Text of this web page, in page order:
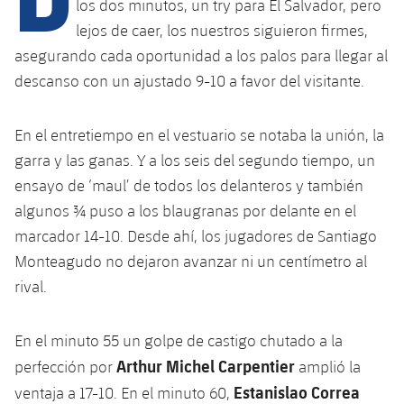
plusicon
más
Spotify Camp Nou
Palau Blaugrana
Estadi Johan Cruyff
Ciutat Esportiva
La Masia
Servicios
plusicon
más
SUB13
SUB12
SUB11 A
SUB11 B
SUB10 A
SUB10 B
SUB9 B
SUB8 A
SUB13 B
SUB12 C
SUB11 C
Entradas
Gameday Shows
Resultados
Clasificación
Jugadores
Fotos
Palmarés
Base
Barça Atlètic
Cadete A
Cadete B
Infantil A
Campus Verano
Calendario
Entradas
Jugadores
Barça Atlètic
plusicon
más
Calendario
Clasificaciones
Jugadores
Base
plusicon
más
Actualidad
Cadete A
Cadete B
PLUSICON
MÁS
Actualidad
Calendario
Barça Atlètic
plusicon
más
Actualidad
los dos minutos, un try para El Salvador, pero
lejos de caer, los nuestros siguieron firmes,
asegurando cada oportunidad a los palos para llegar al
descanso con un ajustado 9-10 a favor del visitante.
En el entretiempo en el vestuario se notaba la unión, la
garra y las ganas. Y a los seis del segundo tiempo, un
ensayo de ‘maul’ de todos los delanteros y también
algunos ¾ puso a los blaugranas por delante en el
marcador 14-10. Desde ahí, los jugadores de Santiago
Monteagudo no dejaron avanzar ni un centímetro al
rival.
En el minuto 55 un golpe de castigo chutado a la
perfección porArthur Michel Carpentier amplió la
ventaja a 17-10. En el minuto 60, Estanislao Correa